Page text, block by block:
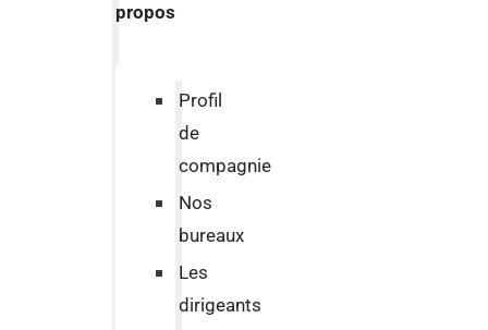
propos
Profil
de
compagnie
Nos
bureaux
Les
dirigeants